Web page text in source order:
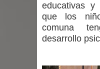
educativas y
que los
comuna
desarrollo